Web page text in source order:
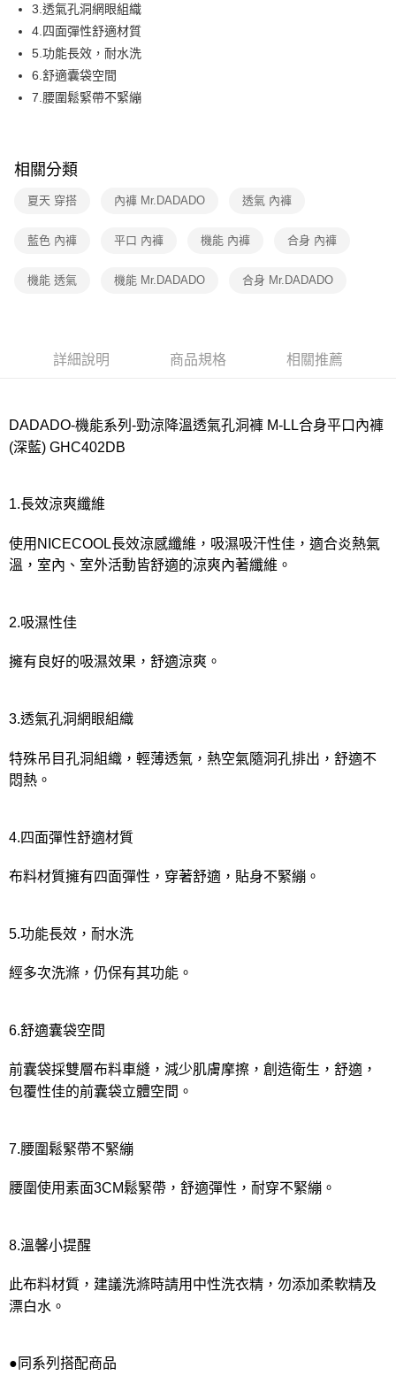
付款後全家取貨
每筆NT$80，滿NT$1,000(含以上)免運費
7-11取貨付款
每筆NT$80，滿NT$1,000(含以上)免運費
每筆NT$80，滿NT$1,000(含以上)免運費
宅配
每筆NT$220
3.透氣孔洞網眼組織
4.四面彈性舒適材質
5.功能長效，耐水洗
6.舒適囊袋空間
7.腰圍鬆緊帶不緊繃
相關分類
夏天 穿搭 內褲 Mr.DADADO 透氣 內褲
藍色 內褲 平口 內褲 機能 內褲 合身 內褲
機能 透氣 機能 Mr.DADADO 合身 Mr.DADADO
詳細說明 商品規格 相關推薦
DADADO-機能系列-勁涼降溫透氣孔洞褲 M-LL合身平口內褲
(深藍) GHC402DB
1.長效涼爽纖維
使用NICECOOL長效涼感纖維，吸濕吸汗性佳，適合炎熱氣
溫，室內、室外活動皆舒適的涼爽內著纖維。
2.吸濕性佳
擁有良好的吸濕效果，舒適涼爽。
3.透氣孔洞網眼組織
特殊吊目孔洞組織，輕薄透氣，熱空氣隨洞孔排出，舒適不
悶熱。
4.四面彈性舒適材質
布料材質擁有四面彈性，穿著舒適，貼身不緊繃。
5.功能長效，耐水洗
經多次洗滌，仍保有其功能。
6.舒適囊袋空間
前囊袋採雙層布料車縫，減少肌膚摩擦，創造衛生，舒適，
包覆性佳的前囊袋立體空間。
7.腰圍鬆緊帶不緊繃
腰圍使用素面3CM鬆緊帶，舒適彈性，耐穿不緊繃。
8.溫馨小提醒
此布料材質，建議洗滌時請用中性洗衣精，勿添加柔軟精及
漂白水。
●同系列搭配商品